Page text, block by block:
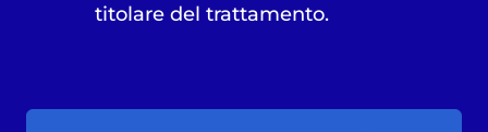
titolare del trattamento.